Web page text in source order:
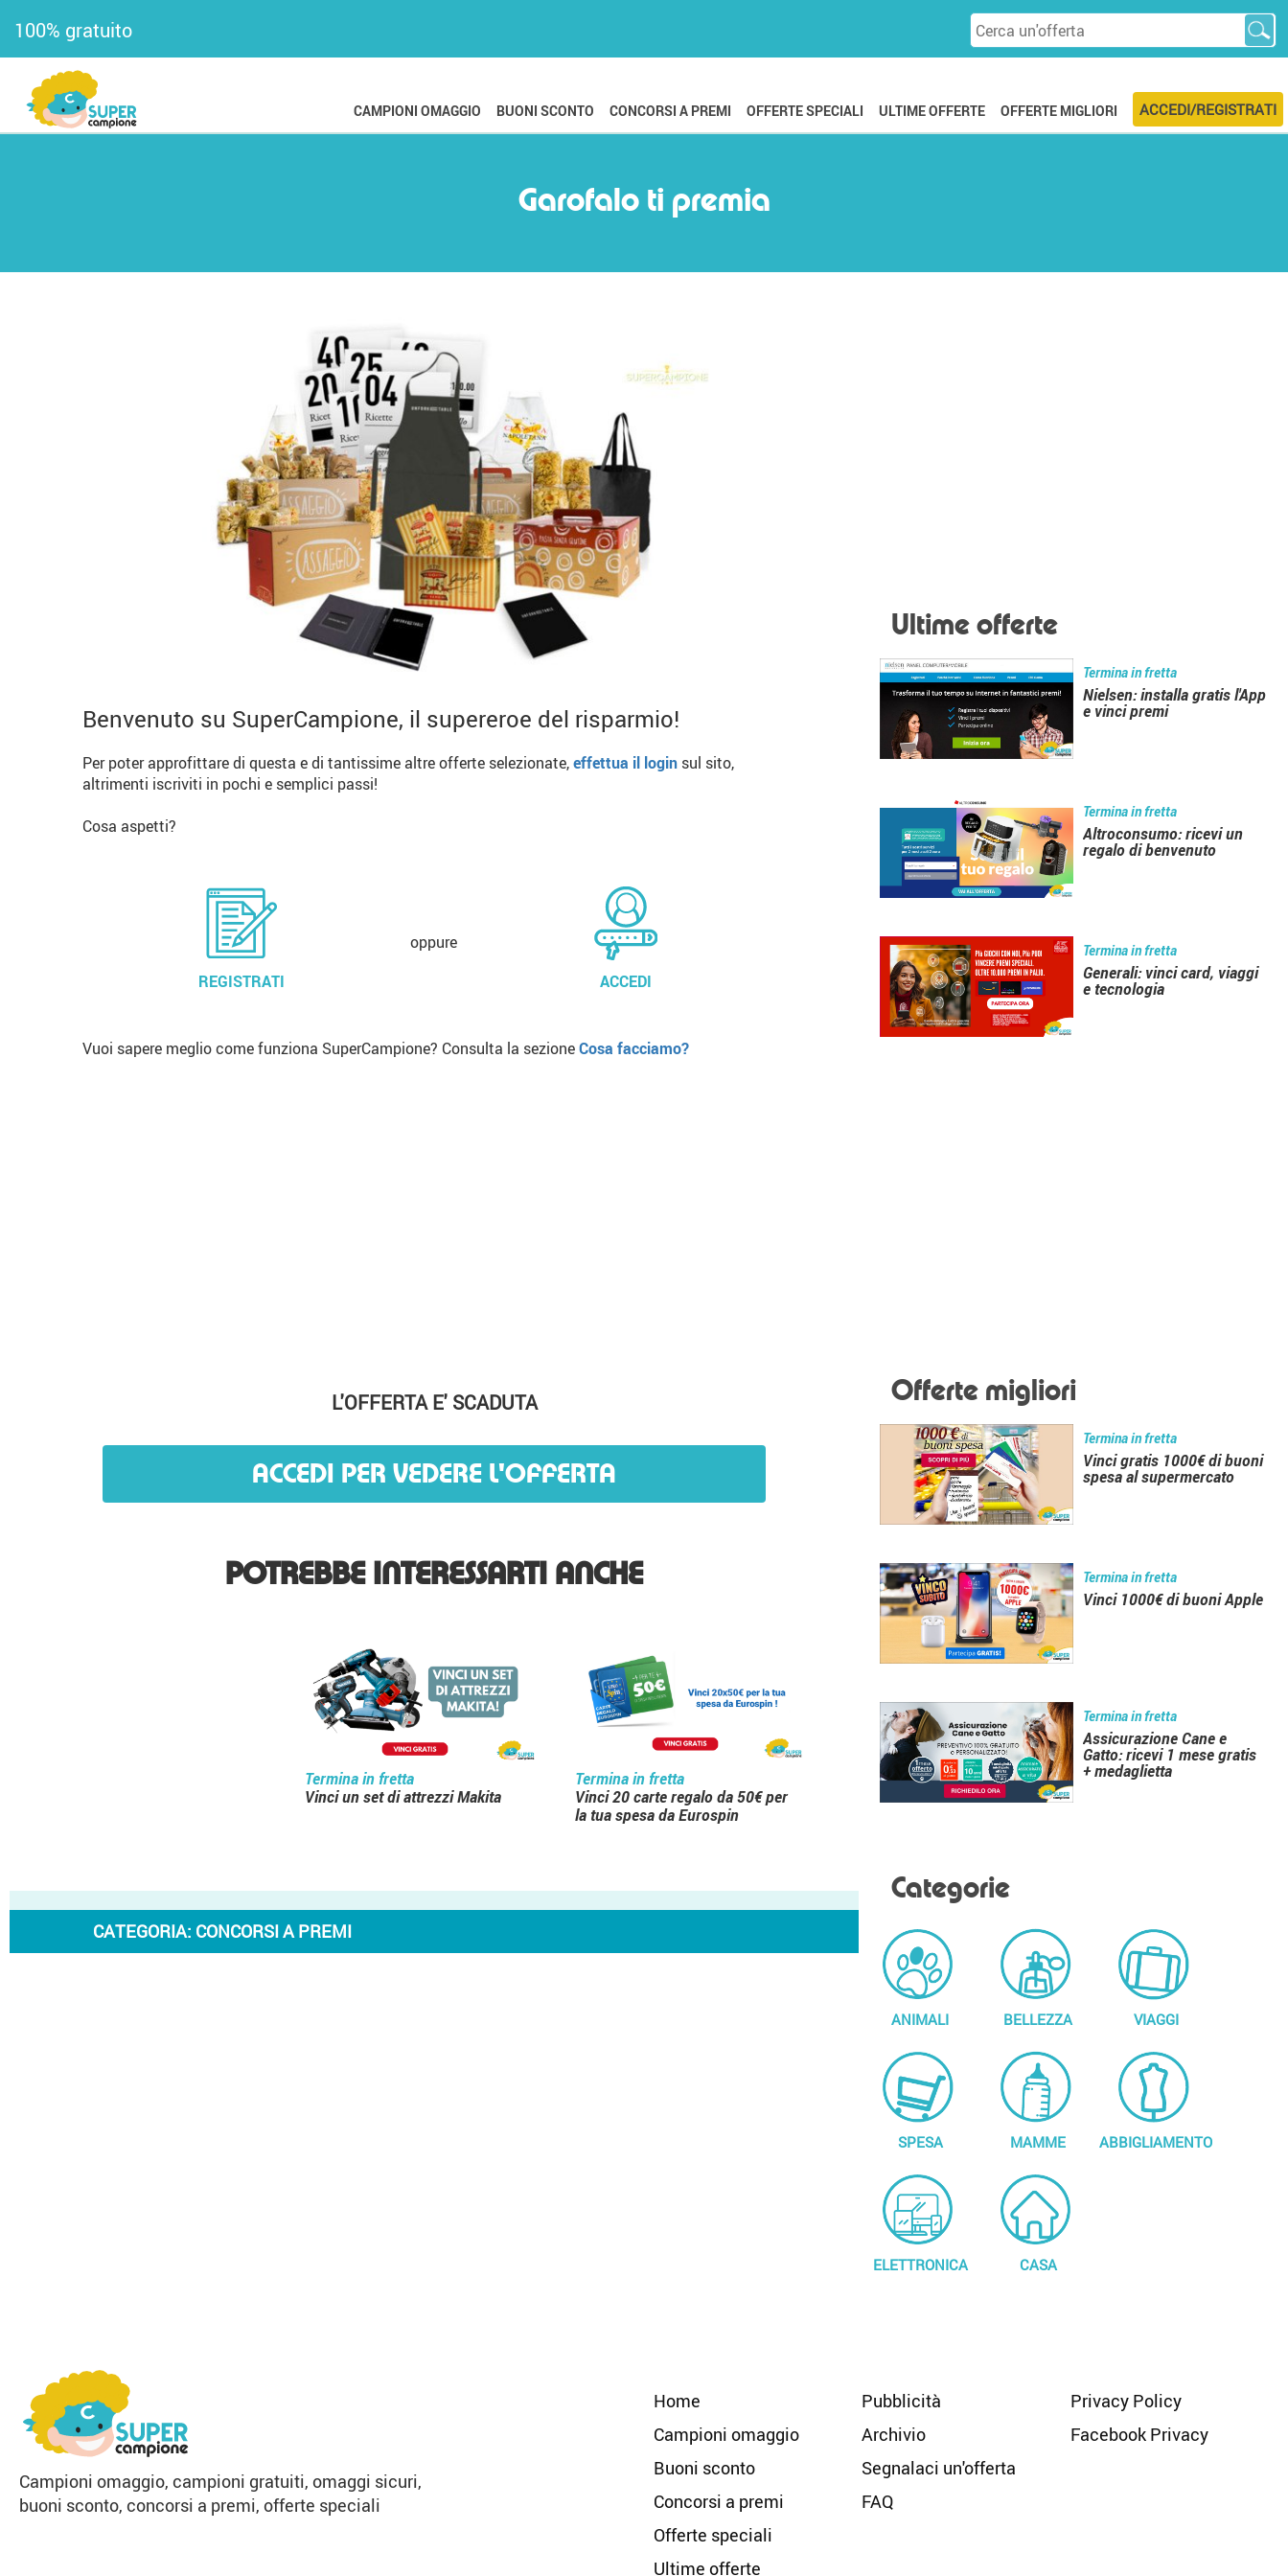
100% gratuito
ACCEDI/REGISTRATI
ULTIME OFFERTE OFFERTE MIGLIORI
CAMPIONI OMAGGIO BUONI SCONTO CONCORSI A PREMI OFFERTE SPECIALI
Garofalo ti premia
Benvenuto su SuperCampione, il supereroe del risparmio!
Per poter approfittare di questa e di tantissime altre offerte selezionate,effettua il login sul sito,
altrimenti iscriviti in pochi e semplici passi!
Cosa aspetti?
REGISTRATI
oppure
ACCEDI
Vuoi sapere meglio come funziona SuperCampione? Consulta la sezioneCosa facciamo?
L'OFFERTA E' SCADUTA
ACCEDI PER VEDERE L'OFFERTA
POTREBBE INTERESSARTI ANCHE
Termina in fretta
Vinci un set di attrezzi Makita
Termina in fretta
Vinci 20 carte regalo da 50€ per
la tua spesa da Eurospin
CATEGORIA: CONCORSI A PREMI
Ultime offerte
Termina in fretta
Nielsen: installa gratis l'App
e vinci premi
Termina in fretta
Altroconsumo: ricevi un
regalo di benvenuto
Termina in fretta
Generali: vinci card, viaggi
e tecnologia
Offerte migliori
Termina in fretta
Vinci gratis 1000€ di buoni
spesa al supermercato
Termina in fretta
Vinci 1000€ di buoni Apple
Termina in fretta
Assicurazione Cane e
Gatto: ricevi 1 mese gratis
+ medaglietta
Categorie
ANIMALI BELLEZZA VIAGGI
SPESA MAMME ABBIGLIAMENTO
ELETTRONICA CASA
Campioni omaggio, campioni gratuiti, omaggi sicuri,
buoni sconto, concorsi a premi, offerte speciali
Home
Campioni omaggio
Buoni sconto
Concorsi a premi
Offerte speciali
Ultime offerte
Pubblicità
Archivio
Segnalaci un'offerta
FAQ
Privacy Policy
Facebook Privacy